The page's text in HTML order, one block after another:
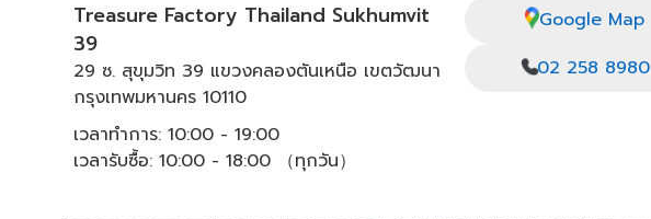
Treasure Factory Thailand Sukhumvit
39
29 ซ. สุขุมวิท 39 แขวงคลองตันเหนือ เขตวัฒนา
กรุงเทพมหานคร 10110
เวลาทำการ: 10:00 - 19:00
เวลารับซื้อ: 10:00 - 18:00 （ทุกวัน）
Google Map
02 258 8980